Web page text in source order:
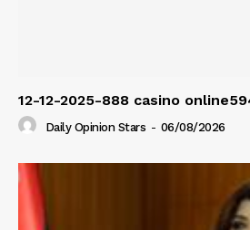
12-12-2025-888 casino
Daily Opinion Stars - 06/08/2026